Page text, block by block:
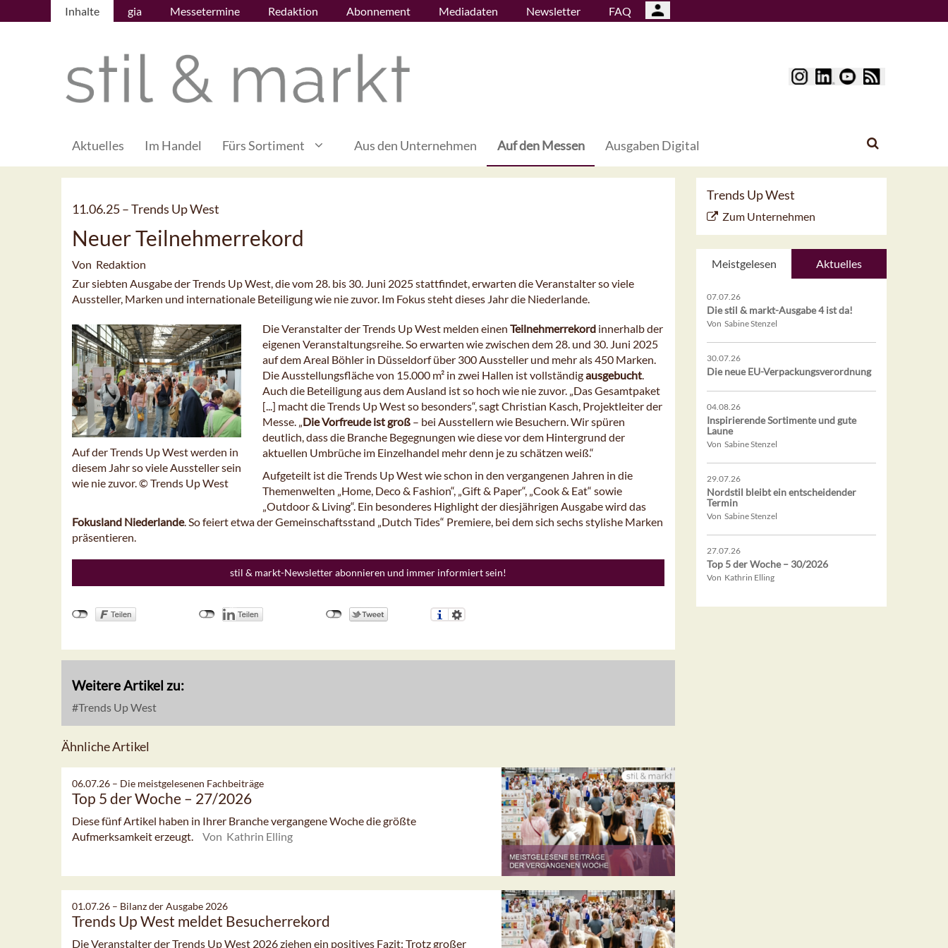
Inhalte gia Messetermine Redaktion Abonnement Mediadaten Newsletter FAQ
Aktuelles Im Handel Fürs Sortiment Aus den Unternehmen Auf den Messen Ausgaben Digital
11.06.25 –Trends Up West
Neuer Teilnehmerrekord
Von Redaktion
Zur siebten Ausgabe der Trends Up West, die vom 28. bis 30. Juni 2025 stattfindet, erwarten die Veranstalter so viele
Aussteller, Marken und internationale Beteiligung wie nie zuvor. Im Fokus steht dieses Jahr die Niederlande.
Auf der Trends Up West werden in
diesem Jahr so viele Aussteller sein
wie nie zuvor. © Trends Up West
Die Veranstalter der Trends Up West melden einen Teilnehmerrekord innerhalb der
eigenen Veranstaltungsreihe. So erwarten wie zwischen dem 28. und 30. Juni 2025
auf dem Areal Böhler in Düsseldorf über 300 Aussteller und mehr als 450 Marken.
Die Ausstellungsfläche von 15.000 m² in zwei Hallen ist vollständigausgebucht.
Auch die Beteiligung aus dem Ausland ist so hoch wie nie zuvor. „Das Gesamtpaket
[...] macht die Trends Up West so besonders“, sagt Christian Kasch, Projektleiter der
Messe. „Die Vorfreude ist groß – bei Ausstellern wie Besuchern. Wir spüren
deutlich, dass die Branche Begegnungen wie diese vor dem Hintergrund der
aktuellen Umbrüche im Einzelhandel mehr denn je zu schätzen weiß.“
Aufgeteilt ist die Trends Up West wie schon in den vergangenen Jahren in die
Themenwelten „Home, Deco & Fashion“, „Gift & Paper“, „Cook & Eat“ sowie
„Outdoor & Living“. Ein besonderes Highlight der diesjährigen Ausgabe wird das
Fokusland Niederlande. So feiert etwa der Gemeinschaftsstand „Dutch Tides“ Premiere, bei dem sich sechs stylishe Marken
präsentieren.
stil & markt-Newsletter abonnieren und immer informiert sein!
Weitere Artikel zu:
Trends Up West
Ähnliche Artikel
06.07.26 – Die meistgelesenen Fachbeiträge
Top 5 der Woche – 27/2026
Diese fünf Artikel haben in Ihrer Branche vergangene Woche die größte
Aufmerksamkeit erzeugt.
Von Kathrin Elling
01.07.26 – Bilanz der Ausgabe 2026
Trends Up West meldet Besucherrekord
Die Veranstalter der Trends Up West 2026 ziehen ein positives Fazit: Trotz großer
Trends Up West
Zum Unternehmen
Meistgelesen Aktuelles
07.07.26
Die stil & markt-Ausgabe 4 ist da!
Von Sabine Stenzel
30.07.26
Die neue EU-Verpackungsverordnung
04.08.26
Inspirierende Sortimente und gute
Laune
Von Sabine Stenzel
29.07.26
Nordstil bleibt ein entscheidender
Termin
Von Sabine Stenzel
27.07.26
Top 5 der Woche – 30/2026
Von Kathrin Elling